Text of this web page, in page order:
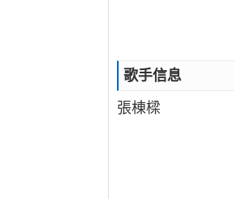
歌手信息
張棟樑